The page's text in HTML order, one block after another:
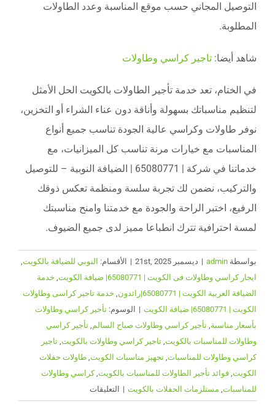
التوصيل المجاني حسب موقع المناسبة وعدد الطاولات
المطلوبة.
شاهد أيضا: تاجير كراسي وطاولات
في الختام، تعد خدمة تأجير الطاولات بالكويت الحل الأمثل
لتنظيم مناسباتك بسهولة وأناقة دون عناء الشراء أو التخزين،
نوفر طاولات وكراسي عالية الجودة تناسب جميع أنواع
المناسبات مع خيارات مرنة تناسب كل الميزانيات، مع
خدماتنا في شركة | 65080771 | الضيافة النوبية – للتوصيل
والتركيب، نضمن لك تجربة سلسة ومنظمة تعكس ذوقك
الرفيع، اختبر الراحة والجودة مع خدمتنا وامنح مناسبتك
لمسة احترافية تترك انطباعا مميز لدى جميع الضيوف.
بواسطة admin
| ديسمبر 21st, 2025 | الأقسام: النوبي للضيافة بالكويت,
ايجار كراسي وطاولات فى الكويت | 65080771| ضيافة الكويت
, خدمة
الضيافة العربية الكويت | 65080771|رائدون
, خدمة تاجير كراسى وطاولات
الكويت | 65080771| ضيافة الكويت
| الوسوم: تأجير كراسي وطاولات
بأسعار مناسبة, تأجير كراسي وطاولات صباح السالم, تأجير كراسي
وطاولات للمناسبات بالكويت, تاجير كراسي وطاولات بالكويت, تاجير
كراسي وطاولات للمناسبات, تجهيز مناسبات الكويت, طاولات حفلات
الكويت, فوائد تأجير الطاولات للمناسبات بالكويت,كراسي وطاولات
للمناسبات, مستلزمات الحفلات بالكويت | التعليقات